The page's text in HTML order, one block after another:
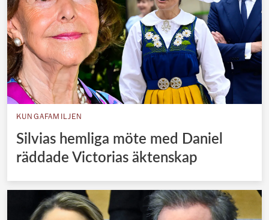
KUNGAFAMILJEN
Silvias hemliga möte med Daniel
räddade Victorias äktenskap